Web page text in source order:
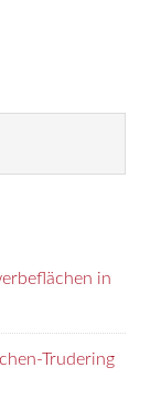
in
Trudering